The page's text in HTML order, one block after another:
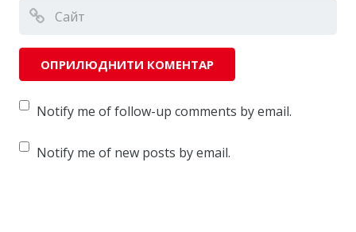
Notify me of follow-up comments by email.
Notify me of new posts by email.